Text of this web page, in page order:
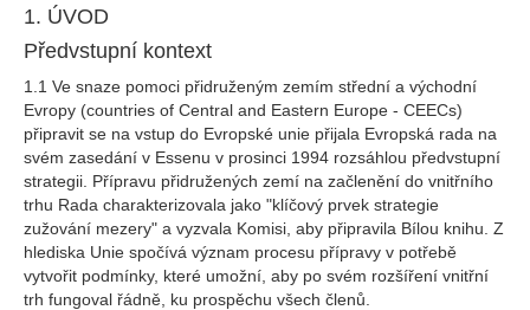
1. ÚVOD
Předvstupní kontext
1.1 Ve snaze pomoci přidruženým zemím střední a východní
Evropy (countries of Central and Eastern Europe - CEECs)
připravit se na vstup do Evropské unie přijala Evropská rada na
svém zasedání v Essenu v prosinci 1994 rozsáhlou předvstupní
strategii. Přípravu přidružených zemí na začlenění do vnitřního
trhu Rada charakterizovala jako "klíčový prvek strategie
zužování mezery" a vyzvala Komisi, aby připravila Bílou knihu. Z
hlediska Unie spočívá význam procesu přípravy v potřebě
vytvořit podmínky, které umožní, aby po svém rozšíření vnitřní
trh fungoval řádně, ku prospěchu všech členů.